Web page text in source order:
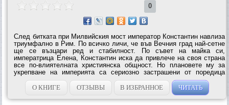
0
След битката при Милвийския мост император Константин навлиза
триумфално в Рим. По всичко личи, че във Вечния град най-сетне
ще се възцари ред и стабилност. По съвет на майка си,
императрица Елена, Константин иска да привлече на своя страна
все по-влиятелната християнска общност. Но плановете му за
укрепване на империята са сериозно застрашени от поредица
убийства на куртизанки — красиви и изискани млади жени, чиито
услуги са били...
О КНИГЕ ОТЗЫВЫ В ИЗБРАННОЕ ЧИТАТЬ